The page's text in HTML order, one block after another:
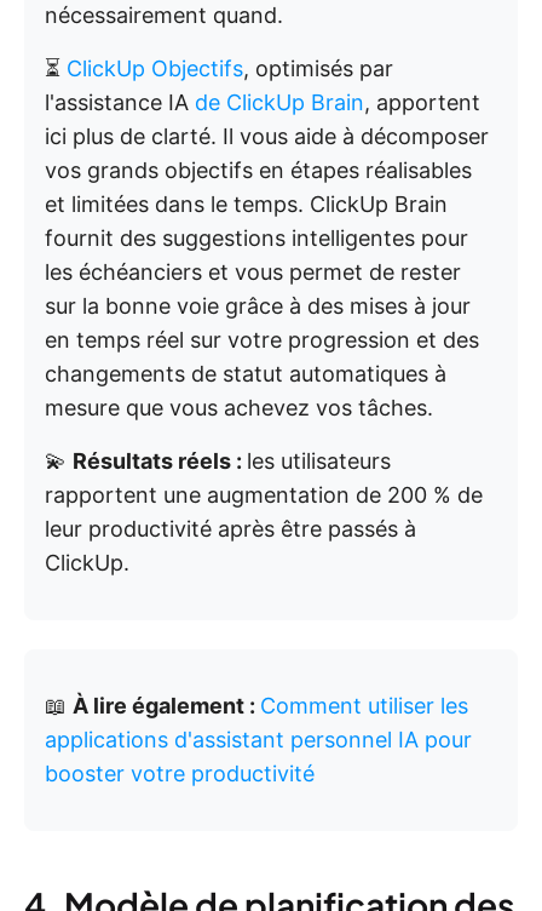
nécessairement quand.
⏳ ClickUp Objectifs, optimisés par
l'assistance IA de ClickUp Brain, apportent
ici plus de clarté. Il vous aide à décomposer
vos grands objectifs en étapes réalisables
et limitées dans le temps. ClickUp Brain
fournit des suggestions intelligentes pour
les échéanciers et vous permet de rester
sur la bonne voie grâce à des mises à jour
en temps réel sur votre progression et des
changements de statut automatiques à
mesure que vous achevez vos tâches.
💫 Résultats réels : les utilisateurs
rapportent une augmentation de 200 % de
leur productivité après être passés à
ClickUp.
📖 À lire également : Comment utiliser les
applications d'assistant personnel IA pour
booster votre productivité